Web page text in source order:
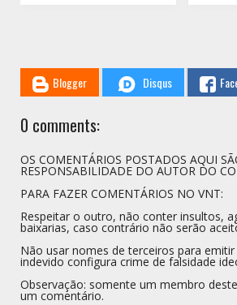
Blogger Disqus
0 comments:
OS COMENTÁRIOS POSTADOS AQUI
RESPONSABILIDADE DO AUTOR DO
PARA FAZER COMENTÁRIOS NO VNT:
Respeitar o outro, não conter insultos,
baixarias, caso contrário não serão
Não usar nomes de terceiros para
indevido configura crime de falsidade
Observação: somente um membro
um comentário.